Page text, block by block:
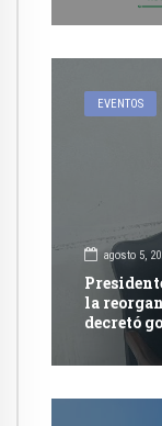
EVENTOS
agosto 5,
la
decretó